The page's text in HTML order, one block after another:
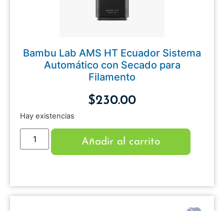
Bambu Lab AMS HT Ecuador Sistema
Automático con Secado para
Filamento
$230.00
Hay existencias
Añadir al carrito